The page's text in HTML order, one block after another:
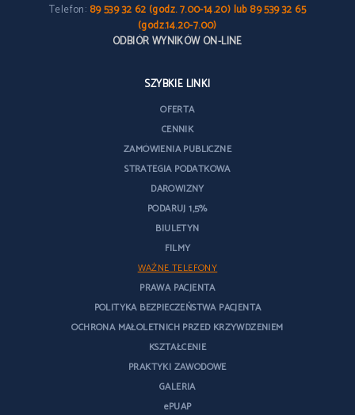
Telefon: 89 539 32 62 (godz. 7.00-14.20) lub 89 539 32 65
(godz.14.20-7.00)
ODBIÓR WYNIKÓW ON-LINE
SZYBKIE LINKI
OFERTA
CENNIK
ZAMÓWIENIA PUBLICZNE
STRATEGIA PODATKOWA
DAROWIZNY
PODARUJ 1,5%
BIULETYN
FILMY
WAŻNE TELEFONY
PRAWA PACJENTA
POLITYKA BEZPIECZEŃSTWA PACJENTA
OCHRONA MAŁOLETNICH PRZED KRZYWDZENIEM
KSZTAŁCENIE
PRAKTYKI ZAWODOWE
GALERIA
ePUAP